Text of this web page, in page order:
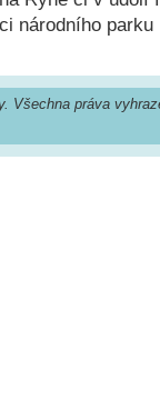
národního parku
Všechna práva